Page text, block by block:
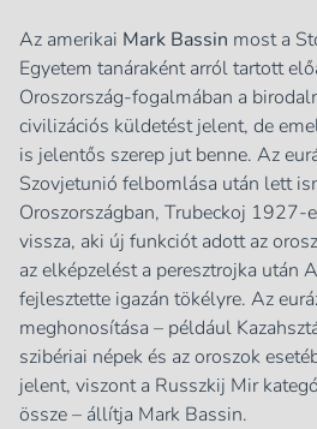
Az amerikai Mark Bassin most a
Egyetem tanáraként arról tartott
Oroszország-fogalmában a
civilizációs küldetést jelent, de
is jelentős szerep jut benne. Az
Szovjetunió felbomlása után lett
Oroszországban, Trubeckoj
vissza, aki új funkciót adott az
az elképzelést a peresztrojka után
fejlesztette igazán tökélyre. Az
meghonosítása – például
szibériai népek és az oroszok
jelent, viszont a Russzkij Mir
össze – állítja Mark Bassin.